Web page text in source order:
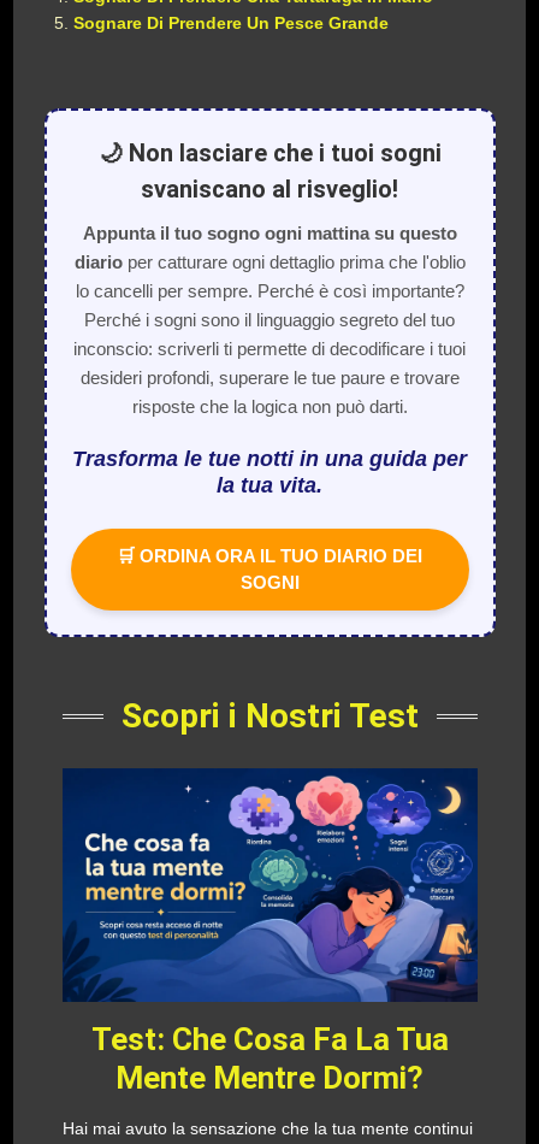
Sognare Di Prendere Un Pesce Grande
🌙 Non lasciare che i tuoi sogni
svaniscano al risveglio!
Appunta il tuo sogno ogni mattina su questo
diarioper catturare ogni dettaglio prima che l'oblio
lo cancelli per sempre. Perché è così importante?
Perché i sogni sono il linguaggio segreto del tuo
inconscio: scriverli ti permette di decodificare i tuoi
desideri profondi, superare le tue paure e trovare
risposte che la logica non può darti.
Trasforma le tue notti in una guida per
la tua vita.
🛒 ORDINA ORA IL TUO DIARIO DEI
SOGNI
Scopri i Nostri Test
Test: Che Cosa Fa La Tua
Mente Mentre Dormi?
Hai mai avuto la sensazione che la tua mente continui